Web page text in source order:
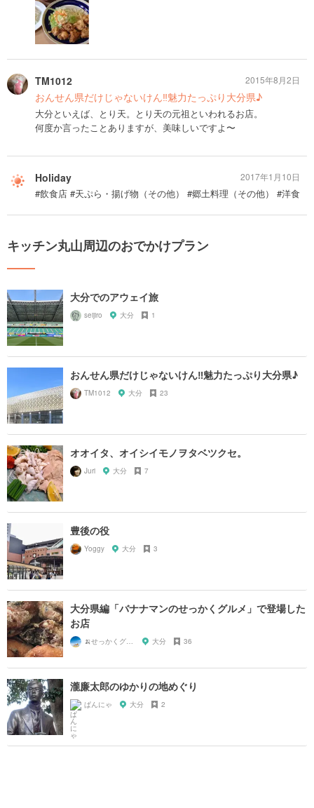
TM1012
おんせん県だけじゃないけん‼︎魅力たっぷり大分県♪
大分といえば、とり天。とり天の元祖といわれるお店。
何度か言ったことありますが、美味しいですよ〜
2015年8月2日
Holiday
#飲食店 #天ぷら・揚げ物（その他） #郷土料理（その他） #洋食
2017年1月10日
キッチン丸山周辺のおでかけプラン
大分でのアウェイ旅
seijiro 大分 1
おんせん県だけじゃないけん‼︎魅力たっぷり大分県♪
TM1012 大分 23
オオイタ、オイシイモノヲタベツクセ。
Juri 大分 7
豊後の役
Yoggy 大分 3
大分県編「バナナマンのせっかくグルメ」で登場した
お店
🍌せっかくグルメまにあ🍌 大分 36
瀧廉太郎のゆかりの地めぐり
ぱんにゃ 大分 2